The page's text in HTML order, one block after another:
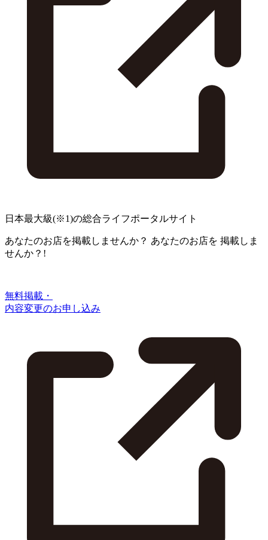
日本最大級(※1)の総合ライフポータルサイト
あなたのお店を掲載しませんか？ あなたのお店を 掲載しま
せんか？!
無料掲載・
内容変更のお申し込み